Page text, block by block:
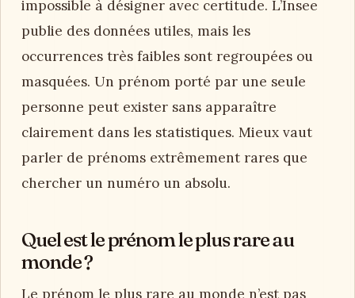
impossible à désigner avec certitude. L’Insee
publie des données utiles, mais les
occurrences très faibles sont regroupées ou
masquées. Un prénom porté par une seule
personne peut exister sans apparaître
clairement dans les statistiques. Mieux vaut
parler de prénoms extrêmement rares que
chercher un numéro un absolu.
Quel est le prénom le plus rare au
monde ?
Le prénom le plus rare au monde n’est pas